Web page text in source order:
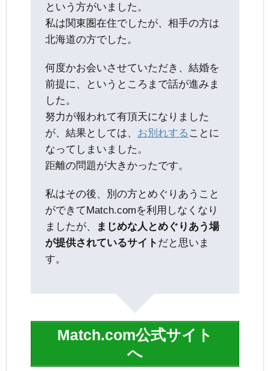
という方がいました。
私は関東圏在住でしたが、相手の方は
北海道の方でした。
何度かお会いさせていただき、結婚を
前提に、というところまで話が進みま
した。
努力が報われて有頂天になりました
が、結果としては、 お別れする ことに
なってしまいました。
距離の問題が大きかったです。
私はその後、別の方とめぐりあうこと
ができてMatch.comを利用しなくなり
ましたが、
まじめな人とめぐりあう場
が提供されているサイト だと思いま
す。
Match.com公式サイト
へ